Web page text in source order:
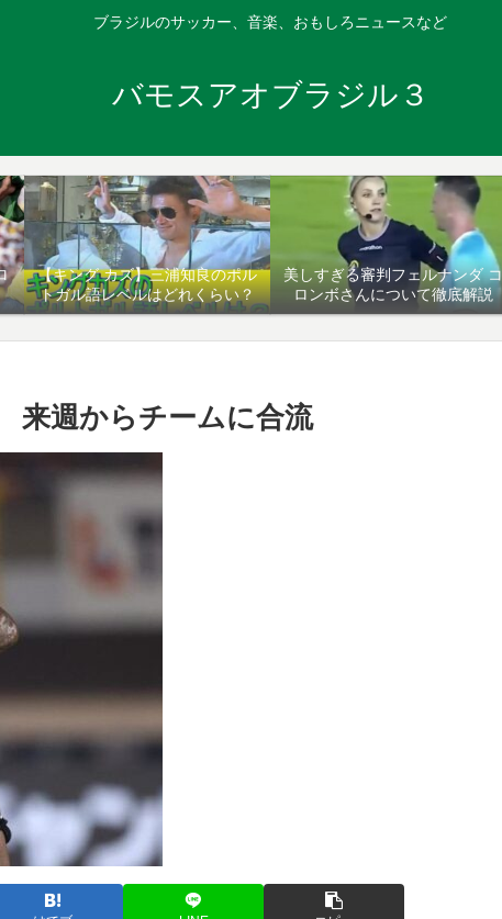
ブラジルのサッカー、音楽、おもしろニュースなど
バモスアオブラジル３
【キング カズ】三浦知良のポル
トガル語レベルはどれくらい？
美しすぎる審判フェルナンダ コ
ロンボさんについて徹底解説
週からチームに合流